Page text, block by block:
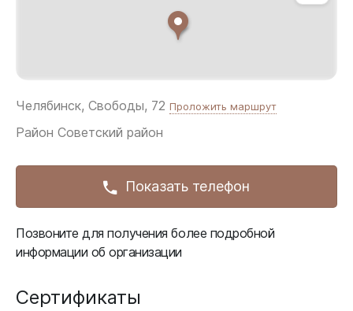
Челябинск, Свободы, 72 Проложить маршрут
Район Советский район
Показать телефон
Позвоните для получения более подробной
информации об организации
Сертификаты